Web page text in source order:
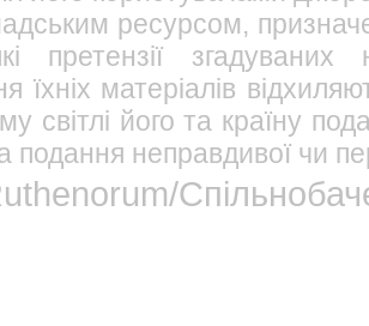
ресурсом,
претензії
їхніх матеріалів
світлі його та країну
подання неправдивої чи